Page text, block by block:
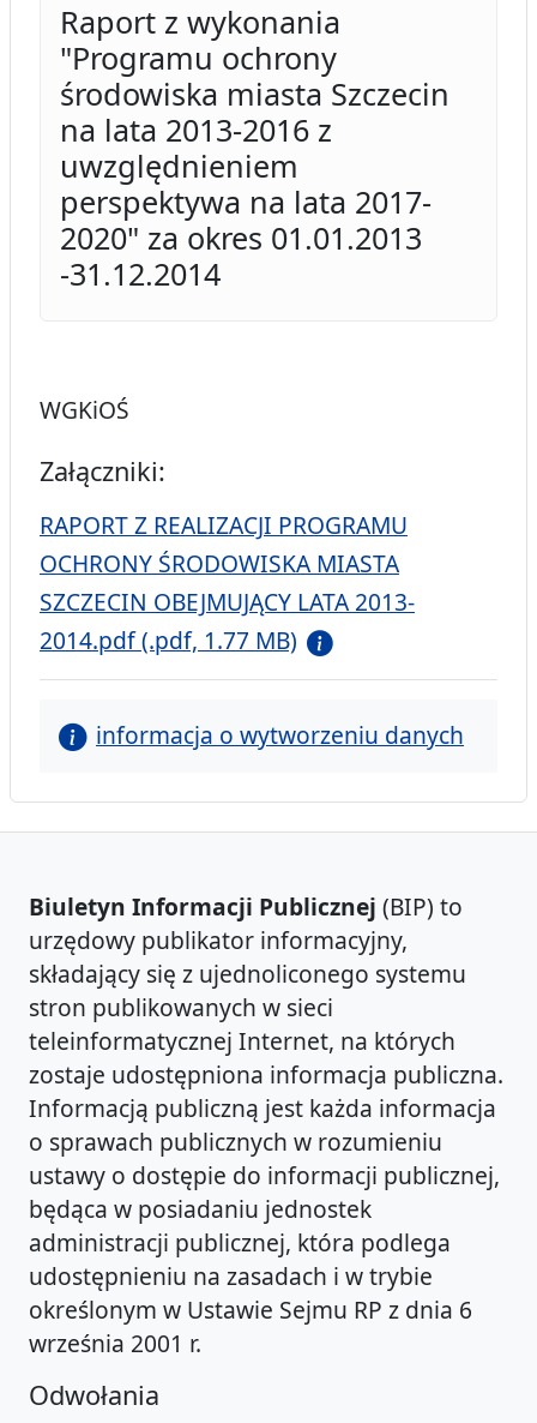
Raport z wykonania
"Programu ochrony
środowiska miasta Szczecin
na lata 2013-2016 z
uwzględnieniem
perspektywa na lata 2017-
2020" za okres 01.01.2013
-31.12.2014
WGKiOŚ
Załączniki:
RAPORT Z REALIZACJI PROGRAMU
OCHRONY ŚRODOWISKA MIASTA
SZCZECIN OBEJMUJĄCY LATA 2013-
2014.pdf (.pdf, 1.77 MB)
informacja o wytworzeniu danych
Biuletyn Informacji Publicznej (BIP) to
urzędowy publikator informacyjny,
składający się z ujednoliconego systemu
stron publikowanych w sieci
teleinformatycznej Internet, na których
zostaje udostępniona informacja publiczna.
Informacją publiczną jest każda informacja
o sprawach publicznych w rozumieniu
ustawy o dostępie do informacji publicznej,
będąca w posiadaniu jednostek
administracji publicznej, która podlega
udostępnieniu na zasadach i w trybie
określonym w Ustawie Sejmu RP z dnia 6
września 2001 r.
Odwołania